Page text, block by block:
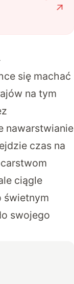
się machać
na tym
nawarstwianie
czas na
ciągle
świetnym
swojego